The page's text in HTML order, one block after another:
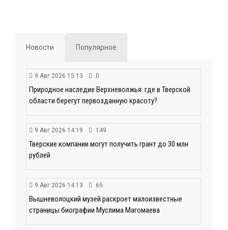
Новости Популярное
9 Авг 2026 15:13 0
Природное наследие Верхневолжья: где в Тверской
области берегут первозданную красоту?
9 Авг 2026 14:19 149
Тверские компании могут получить грант до 30 млн
рублей
9 Авг 2026 14:13 65
Вышневолоцкий музей раскроет малоизвестные
страницы биографии Муслима Магомаева